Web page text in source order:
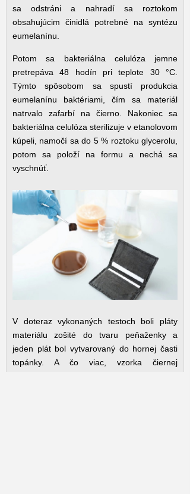
sa odstráni a nahradí sa roztokom
obsahujúcim činidlá potrebné na syntézu
eumelanínu.
Potom sa bakteriálna celulóza jemne
pretrepáva 48 hodín pri teplote 30 °C.
Týmto spôsobom sa spustí produkcia
eumelanínu baktériami, čím sa materiál
natrvalo zafarbí na čierno. Nakoniec sa
bakteriálna celulóza sterilizuje v etanolovom
kúpeli, namočí sa do 5 % roztoku glycerolu,
potom sa položí na formu a nechá sa
vyschnúť.
V doteraz vykonaných testoch boli pláty
materiálu zošité do tvaru peňaženky a
jeden plát bol vytvarovaný do hornej časti
topánky. A čo viac, vzorka čiernej